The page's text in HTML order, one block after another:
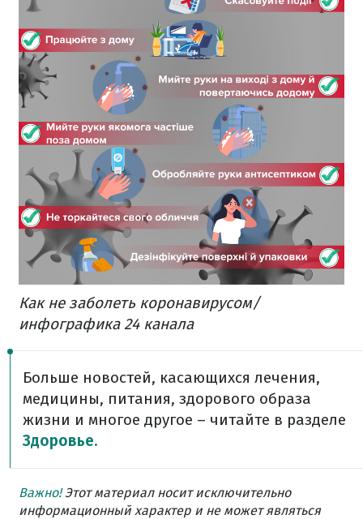
Как не заболеть коронавирусом/
инфографика 24 канала
Больше новостей, касающихся лечения,
медицины, питания, здорового образа
жизни и многое другое – читайте в разделе
Здоровье.
Важно!Этот материал носит исключительно
информационный характер и не может являться